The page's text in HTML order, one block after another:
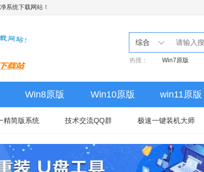
系统下载网站！
综合
热搜： Win7原版
Win8原版 Win10原版 win11原版
精简版系统 技术交流QQ群 极速一键装机大师